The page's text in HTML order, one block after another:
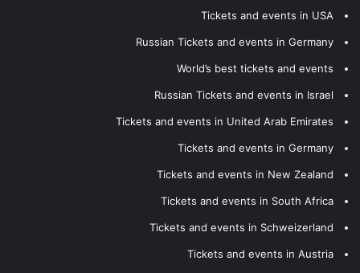
Tickets and events in USA
Russian Tickets and events in Germany
World’s best tickets and events
Russian Tickets and events in Israel
Tickets and events in United Arab Emirates
Tickets and events in Germany
Tickets and events in New Zealand
Tickets and events in South Africa
Tickets and events in Schweizerland
Tickets and events in Austria